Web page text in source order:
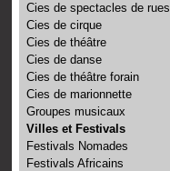
Cies de spectacles de rues
Cies de cirque
Cies de théâtre
Cies de danse
Cies de théâtre forain
Cies de marionnette
Groupes musicaux
Villes et Festivals
Festivals Nomades
Festivals Africains